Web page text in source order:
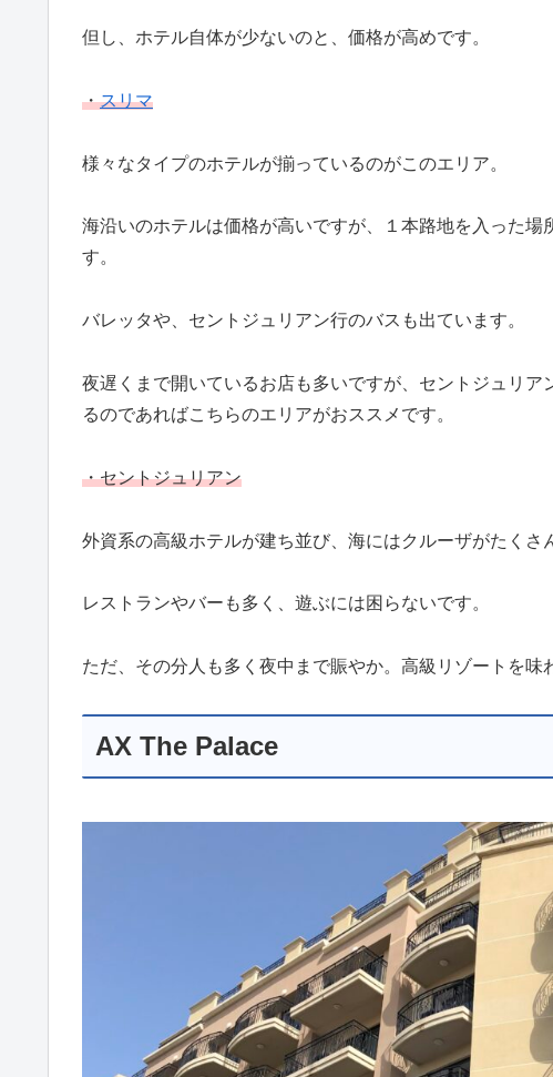
但し、ホテル自体が少ないのと、価格が高めです。
・スリマ
様々なタイプのホテルが揃っているのがこのエリア。
海沿いのホテルは価格が高いですが、１本路地を入った
す。
バレッタや、セントジュリアン行のバスも出ています。
夜遅くまで開いているお店も多いですが、セントジュリ
るのであればこちらのエリアがおススメです。
・セントジュリアン
外資系の高級ホテルが建ち並び、海にはクルーザがたくさ
レストランやバーも多く、遊ぶには困らないです。
ただ、その分人も多く夜中まで賑やか。高級リゾートを味
AX The Palace